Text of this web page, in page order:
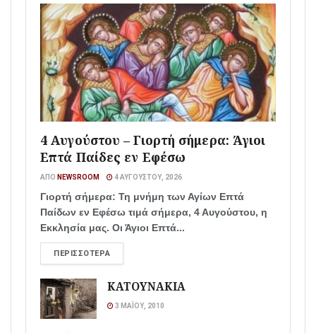
4 Αυγούστου – Γιορτή σήμερα: Άγιοι
Επτά Παίδες εν Εφέσω
ΑΠΌ NEWSROOM 4 ΑΥΓΟΎΣΤΟΥ, 2026
Γιορτή σήμερα: Τη μνήμη των Αγίων Επτά
Παίδων εν Εφέσω τιμά σήμερα, 4 Αυγούστου, η
Εκκλησία μας. Οι Άγιοι Επτά...
ΠΕΡΙΣΣΌΤΕΡΑ
ΚΑΤΟΥΝΑΚΙΑ
3 ΜΑΪ́ΟΥ, 2010